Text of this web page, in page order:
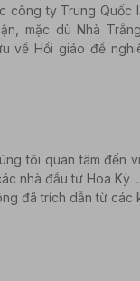
công ty Trung Quốc
mặc dù Nhà
về Hồi giáo để
tôi quan tâm đến
nhà đầu tư Hoa Kỳ
đã trích dẫn từ các